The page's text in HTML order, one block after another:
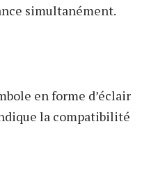
simultanément.
en forme d’éclair
la compatibilité